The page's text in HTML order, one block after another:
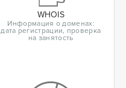
WHOIS
Информация о доменах:
дата регистрации, проверка
на занятость